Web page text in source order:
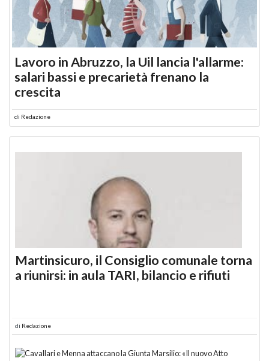
Lavoro in Abruzzo, la Uil lancia l'allarme:
salari bassi e precarietà frenano la
crescita
di Redazione
Martinsicuro, il Consiglio comunale torna
a riunirsi: in aula TARI, bilancio e rifiuti
di Redazione